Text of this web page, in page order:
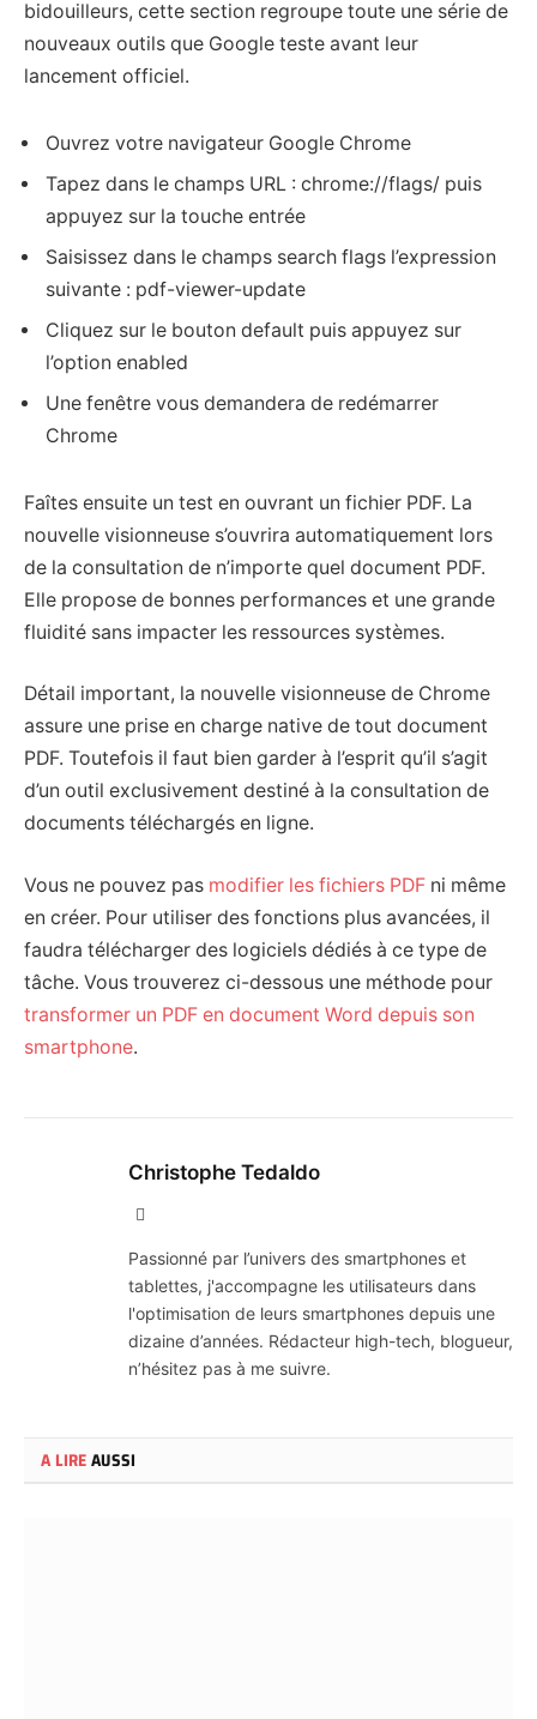
bidouilleurs, cette section regroupe toute une série de
nouveaux outils que Google teste avant leur
lancement officiel.
Ouvrez votre navigateur Google Chrome
Tapez dans le champs URL : chrome://flags/ puis
appuyez sur la touche entrée
Saisissez dans le champs search flags l’expression
suivante : pdf-viewer-update
Cliquez sur le bouton default puis appuyez sur
l’option enabled
Une fenêtre vous demandera de redémarrer
Chrome
Faîtes ensuite un test en ouvrant un fichier PDF. La
nouvelle visionneuse s’ouvrira automatiquement lors
de la consultation de n’importe quel document PDF.
Elle propose de bonnes performances et une grande
fluidité sans impacter les ressources systèmes.
Détail important, la nouvelle visionneuse de Chrome
assure une prise en charge native de tout document
PDF. Toutefois il faut bien garder à l’esprit qu’il s’agit
d’un outil exclusivement destiné à la consultation de
documents téléchargés en ligne.
Vous ne pouvez pas modifier les fichiers PDF ni même
en créer. Pour utiliser des fonctions plus avancées, il
faudra télécharger des logiciels dédiés à ce type de
tâche. Vous trouverez ci-dessous une méthode pour
transformer un PDF en document Word depuis son
smartphone.
Christophe Tedaldo
Passionné par l’univers des smartphones et
tablettes, j'accompagne les utilisateurs dans
l'optimisation de leurs smartphones depuis une
dizaine d’années. Rédacteur high-tech, blogueur,
n’hésitez pas à me suivre.
A LIREAUSSI